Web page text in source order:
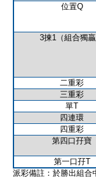
位置Q
3揀1（組合獨贏
二重彩
三重彩
單T
四連環
四重彩
第四口孖寶
第一口孖T
派彩備註：於勝出組合